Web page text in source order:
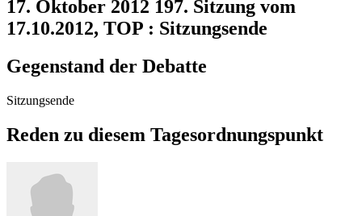
17. Oktober 2012 197. Sitzung vom
17.10.2012, TOP : Sitzungsende
Gegenstand der Debatte
Sitzungsende
Reden zu diesem Tagesordnungspunkt